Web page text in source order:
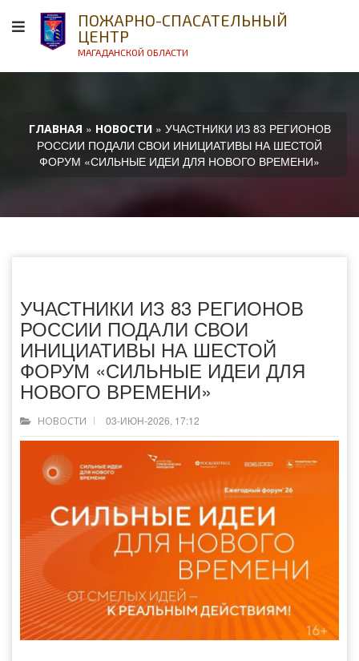
ПОЖАРНО-СПАСАТЕЛЬНЫЙ
ЦЕНТР
МАГАДАНСКОЙ ОБЛАСТИ
ГЛАВНАЯ » НОВОСТИ» УЧАСТНИКИ ИЗ 83 РЕГИОНОВ
РОССИИ ПОДАЛИ СВОИ ИНИЦИАТИВЫ НА ШЕСТОЙ
ФОРУМ «СИЛЬНЫЕ ИДЕИ ДЛЯ НОВОГО ВРЕМЕНИ»
УЧАСТНИКИ ИЗ 83 РЕГИОНОВ
РОССИИ ПОДАЛИ СВОИ
ИНИЦИАТИВЫ НА ШЕСТОЙ
ФОРУМ «СИЛЬНЫЕ ИДЕИ ДЛЯ
НОВОГО ВРЕМЕНИ»
НОВОСТИ 03-ИЮН-2026, 17:12